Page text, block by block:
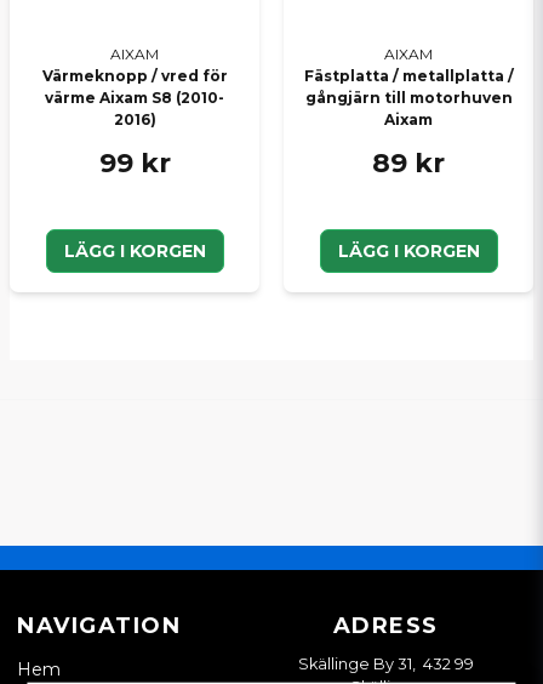
AIXAM
Värmeknopp / vred för
värme Aixam S8 (2010-
2016)
99 kr
LÄGG I KORGEN
AIXAM
Fästplatta / metallplatta /
gångjärn till motorhuven
Aixam
89 kr
LÄGG I KORGEN
NAVIGATION
Hem
ADRESS
Skällinge By 31, 432 99